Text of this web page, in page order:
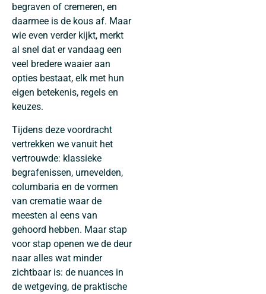
begraven of cremeren, en
daarmee is de kous af. Maar
wie even verder kijkt, merkt
al snel dat er vandaag een
veel bredere waaier aan
opties bestaat, elk met hun
eigen betekenis, regels en
keuzes.
Tijdens deze voordracht
vertrekken we vanuit het
vertrouwde: klassieke
begrafenissen, urnevelden,
columbaria en de vormen
van crematie waar de
meesten al eens van
gehoord hebben. Maar stap
voor stap openen we de deur
naar alles wat minder
zichtbaar is: de nuances in
de wetgeving, de praktische